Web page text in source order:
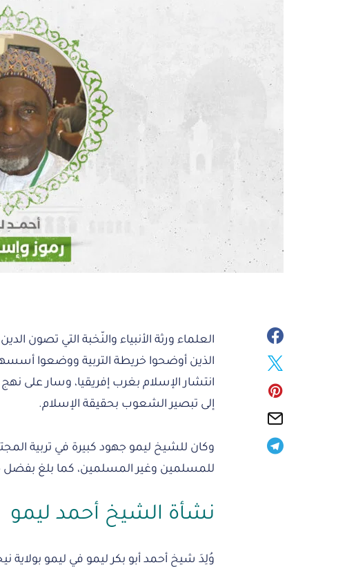
العلماء ورثة الأنبياء والنّخبة التي تصون
الذين أوضحوا خريطة التربية ووضعوا
انتشار الإسلام بغرب إفريقيا، وسار على
إلى تبصير الشعوب بحقيقة الإسلام.
وكان للشيخ ليمو جهود كبيرة في تربية
للمسلمين وغير المسلمين، كما بلغ بفضل
نشأة الشيخ أحمد ليمو